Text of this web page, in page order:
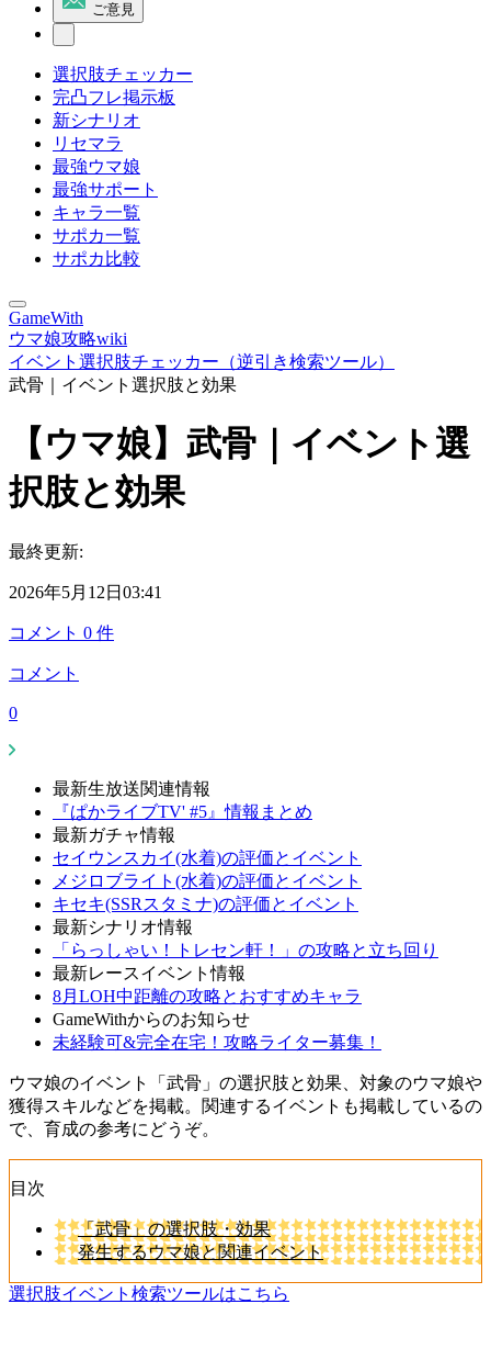
ご意見
選択肢チェッカー
完凸フレ掲示板
新シナリオ
リセマラ
最強ウマ娘
最強サポート
キャラ一覧
サポカ一覧
サポカ比較
GameWith
ウマ娘攻略wiki
イベント選択肢チェッカー（逆引き検索ツール）
武骨｜イベント選択肢と効果
【ウマ娘】武骨｜イベント選
択肢と効果
最終更新:
2026年5月12日03:41
コメント 0 件
コメント
0
最新生放送関連情報
『ぱかライブTV' #5』情報まとめ
最新ガチャ情報
セイウンスカイ(水着)の評価とイベント
メジロブライト(水着)の評価とイベント
キセキ(SSRスタミナ)の評価とイベント
最新シナリオ情報
「らっしゃい！トレセン軒！」の攻略と立ち回り
最新レースイベント情報
8月LOH中距離の攻略とおすすめキャラ
GameWithからのお知らせ
未経験可&完全在宅！攻略ライター募集！
ウマ娘のイベント「武骨」の選択肢と効果、対象のウマ娘や
獲得スキルなどを掲載。関連するイベントも掲載しているの
で、育成の参考にどうぞ。
目次
「武骨」の選択肢・効果
発生するウマ娘と関連イベント
選択肢イベント検索ツールはこちら